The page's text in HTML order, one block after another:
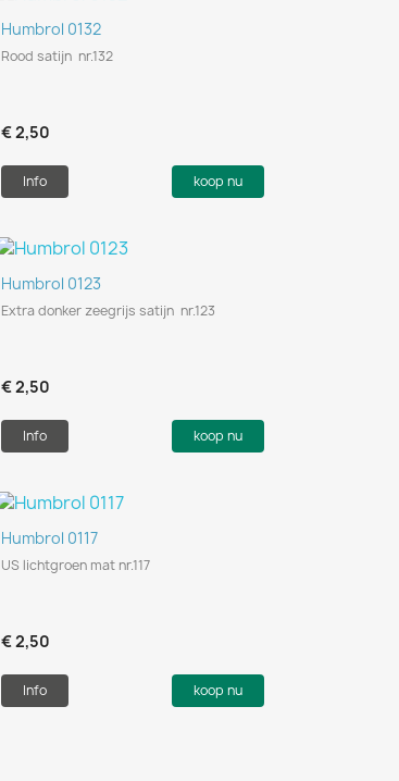
Snel bekijken
Humbrol 0132
Rood satijn nr.132
€ 2,50
Info koop nu
Snel bekijken
Humbrol 0123
Extra donker zeegrijs satijn nr.123
€ 2,50
Info koop nu
Snel bekijken
Humbrol 0117
US lichtgroen mat nr.117
€ 2,50
Info koop nu